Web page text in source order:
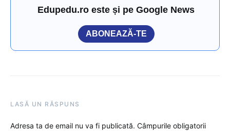
Edupedu.ro este și pe Google News
ABONEAZĂ-TE
LASĂ UN RĂSPUNS
Adresa ta de email nu va fi publicată. Câmpurile obligatorii